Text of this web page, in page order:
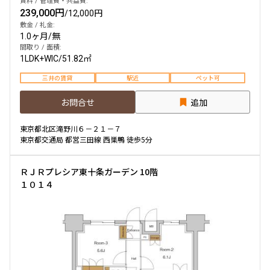
239,000円/12,000円
敷金 / 礼金:
1.0ヶ月/無
間取り / 面積:
1LDK+WIC/51.82㎡
三井の賃貸 駅近 ペット可
お問合せ 追加
東京都北区滝野川６－２１－７
東京都交通局 都営三田線 西巣鴨 徒歩5分
ＲＪＲプレシア東十条ガーデン 10階
１０１４